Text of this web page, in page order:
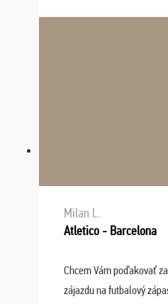
Milan L.
Atletico - Barcelona
Chcem Vám poďakovať
zájazdu na futbalový